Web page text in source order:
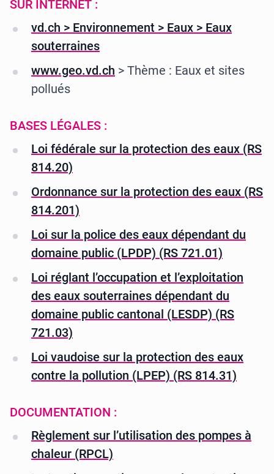
SUR INTERNET :
vd.ch > Environnement > Eaux > Eaux
souterraines
www.geo.vd.ch > Thème : Eaux et sites
pollués
BASES LÉGALES :
Loi fédérale sur la protection des eaux (RS
814.20)
Ordonnance sur la protection des eaux (RS
814.201)
Loi sur la police des eaux dépendant du
domaine public (LPDP) (RS 721.01)
Loi réglant l’occupation et l’exploitation
des eaux souterraines dépendant du
domaine public cantonal (LESDP) (RS
721.03)
Loi vaudoise sur la protection des eaux
contre la pollution (LPEP) (RS 814.31)
DOCUMENTATION :
Règlement sur l’utilisation des pompes à
chaleur (RPCL)